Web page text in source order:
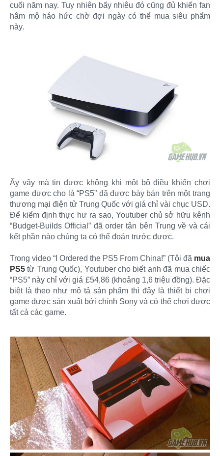
cuối năm nay. Tuy nhiên bấy nhiêu đó cũng đủ khiến fan
hâm mộ háo hức chờ đợi ngày có thể mua siêu phẩm
này.
Ấy vậy mà tin được không khi một bộ điều khiển chơi
game được cho là “PS5” đã được bày bán trên một trang
thương mại điện tử Trung Quốc với giá chỉ vài chục USD.
Để kiểm định thực hư ra sao, Youtuber chủ sở hữu kênh
“Budget-Builds Official” đã order tận bên Trung về và cái
kết phần nào chúng ta có thể đoán trước được.
Trong video “I Ordered the PS5 From China!” (Tôi đã mua
PS5 từ Trung Quốc), Youtuber cho biết anh đã mua chiếc
“PS5” này chỉ với giá £54,86 (khoảng 1,6 triệu đồng). Đặc
biệt là theo như mô tả sản phẩm thì đây là thiết bị chơi
game được sản xuất bởi chính Sony và có thể chơi được
tất cả các game.